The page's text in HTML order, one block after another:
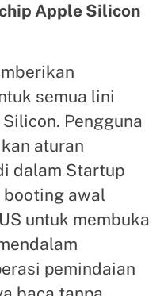
Apple Silicon
semua lini
Pengguna
aturan
dalam Startup
awal
untuk membuka
pemindaian